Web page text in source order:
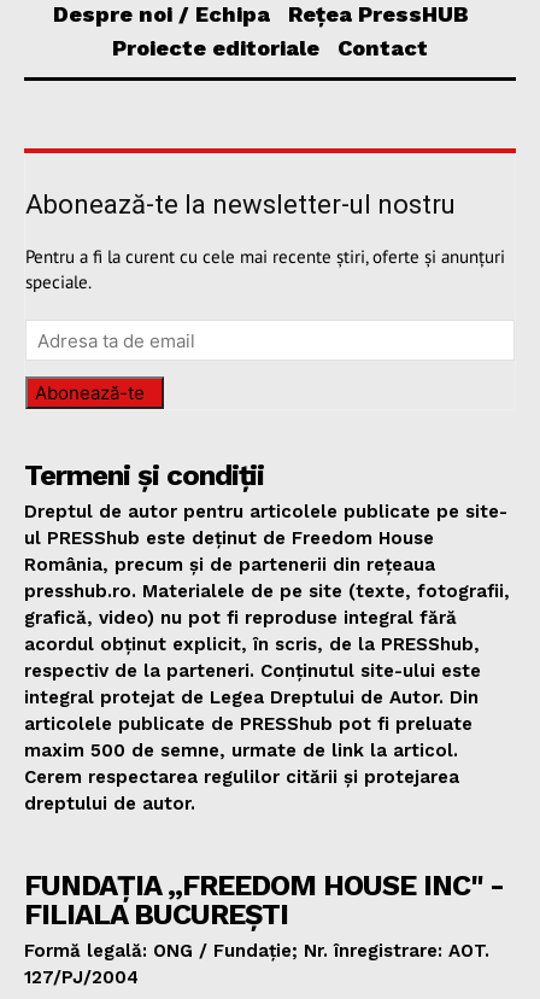
Despre noi / Echipa
Rețea PressHUB
Proiecte editoriale
Contact
Abonează-te la newsletter-ul nostru
Pentru a fi la curent cu cele mai recente știri, oferte și anunțuri
speciale.
Abonează-te
Termeni și condiții
Dreptul de autor pentru articolele publicate pe site-
ul PRESShub este deținut de Freedom House
România, precum și de partenerii din rețeaua
presshub.ro. Materialele de pe site (texte, fotografii,
grafică, video) nu pot fi reproduse integral fără
acordul obținut explicit, în scris, de la PRESShub,
respectiv de la parteneri. Conținutul site-ului este
integral protejat de Legea Dreptului de Autor. Din
articolele publicate de PRESShub pot fi preluate
maxim 500 de semne, urmate de link la articol.
Cerem respectarea regulilor citării și protejarea
dreptului de autor.
FUNDAȚIA „FREEDOM HOUSE INC" -
FILIALA BUCUREȘTI
Formă legală: ONG / Fundație; Nr. înregistrare: AOT.
127/PJ/2004